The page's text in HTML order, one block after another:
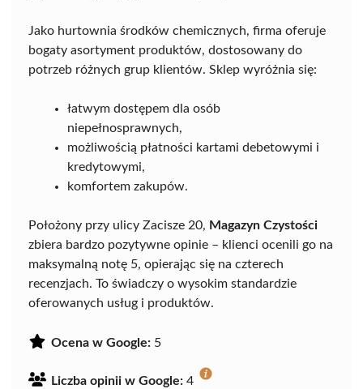
Jako hurtownia środków chemicznych, firma oferuje
bogaty asortyment produktów, dostosowany do
potrzeb różnych grup klientów. Sklep wyróżnia się:
łatwym dostępem dla osób
niepełnosprawnych,
możliwością płatności kartami debetowymi i
kredytowymi,
komfortem zakupów.
Położony przy ulicy Zacisze 20, Magazyn Czystości
zbiera bardzo pozytywne opinie – klienci ocenili go na
maksymalną notę 5, opierając się na czterech
recenzjach. To świadczy o wysokim standardzie
oferowanych usług i produktów.
Ocena w Google: 5
Liczba opinii w Google: 4